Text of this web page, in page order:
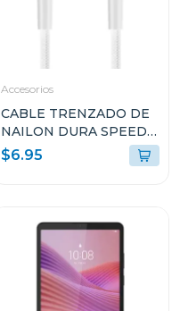
Accesorios
CABLE TRENZADO DE
NAILON DURA SPEED
DE 65W TIPO C EN
AMBOS LADOS DE 1.8M
$6.95